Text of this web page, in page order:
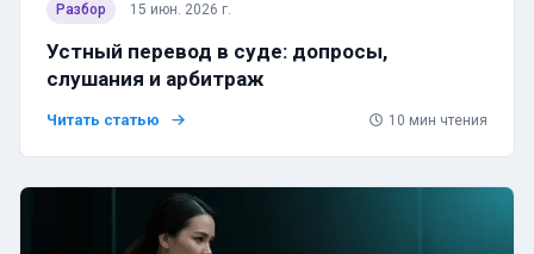
Разбор 15 июн. 2026 г.
Устный перевод в суде: допросы,
слушания и арбитраж
Читать статью 10 мин чтения